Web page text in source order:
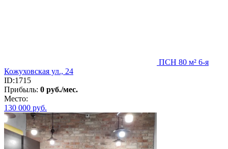
ПСН 80 м² 6-я
Кожуховская ул., 24
ID:1715
Прибыль: 0 руб./мес.
Место:
130 000 руб.